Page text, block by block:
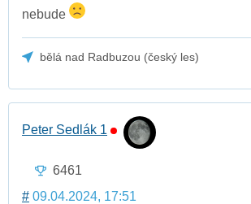
nebude
bělá nad Radbuzou (český les)
Peter Sedlák 1
6461
# 09.04.2024, 17:51